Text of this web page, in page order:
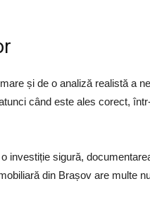
și de o analiză realistă a
când este ales corect,
investiție sigură,
din Brașov are multe